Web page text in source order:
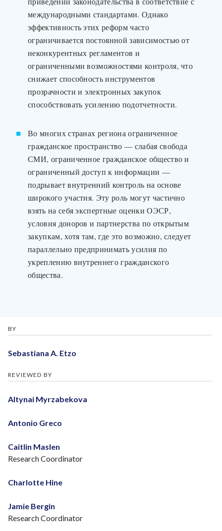
международными стандартами. Однако
эффективность этих реформ часто
ограничивается постоянной зависимостью от
неконкурентных регламентов и
ограниченными возможностями контроля, что
снижает способность инструментов
прозрачности и электронных закупок
способствовать усилению подотчетности.
Во многих странах региона ограниченное
гражданское пространство — слабая свобода
СМИ, ограниченное гражданское общество и
ограниченный доступ к информации —
подрывает внутренний контроль на основе
широкого участия. Эту роль могут частично
взять на себя экспертные оценки ОЭСР,
условия доноров и партнерства по открытым
закупкам, хотя там, где это возможно, следует
параллельно предпринимать усилия по
укреплению внутреннего гражданского
общества.
BY
Sebastiana A. Etzo
REVIEWED BY
Altynai Myrzabekova
Antonio Greco
Caitlin Maslen
Research Coordinator
Charlotte Hine
Jamie Bergin
Research Coordinator